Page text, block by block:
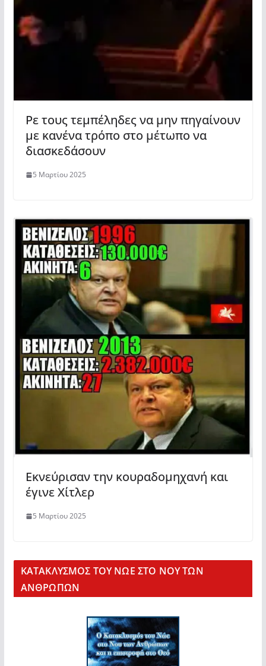
Ρε τους τεμπέληδες να μην πηγαίνουν
με κανένα τρόπο στο μέτωπο να
διασκεδάσουν
5 Μαρτίου 2025
Εκνεύρισαν την κουραδομηχανή και
έγινε Χίτλερ
5 Μαρτίου 2025
KΑΤΑΚΛΥΣΜΟΣ ΤΟΥ ΝΩΕ ΣΤΟ ΝΟΥ ΤΩΝ
ΑΝΘΡΩΠΩΝ